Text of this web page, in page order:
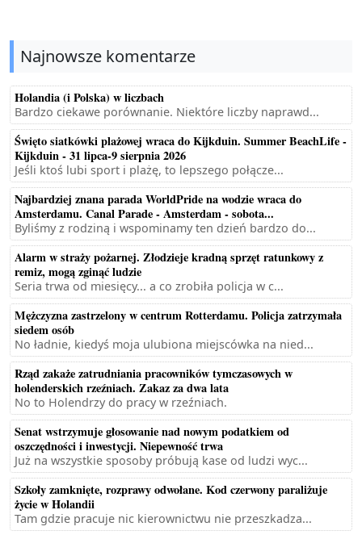
Najnowsze komentarze
Holandia (i Polska) w liczbach
Bardzo ciekawe porównanie. Niektóre liczby naprawd...
Święto siatkówki plażowej wraca do Kijkduin. Summer BeachLife -
Kijkduin - 31 lipca-9 sierpnia 2026
Jeśli ktoś lubi sport i plażę, to lepszego połącze...
Najbardziej znana parada WorldPride na wodzie wraca do
Amsterdamu. Canal Parade - Amsterdam - sobota...
Byliśmy z rodziną i wspominamy ten dzień bardzo do...
Alarm w straży pożarnej. Złodzieje kradną sprzęt ratunkowy z
remiz, mogą zginąć ludzie
Seria trwa od miesięcy... a co zrobiła policja w c...
Mężczyzna zastrzelony w centrum Rotterdamu. Policja zatrzymała
siedem osób
No ładnie, kiedyś moja ulubiona miejscówka na nied...
Rząd zakaże zatrudniania pracowników tymczasowych w
holenderskich rzeźniach. Zakaz za dwa lata
No to Holendrzy do pracy w rzeźniach.
Senat wstrzymuje głosowanie nad nowym podatkiem od
oszczędności i inwestycji. Niepewność trwa
Już na wszystkie sposoby próbują kase od ludzi wyc...
Szkoły zamknięte, rozprawy odwołane. Kod czerwony paraliżuje
życie w Holandii
Tam gdzie pracuje nic kierownictwu nie przeszkadza...